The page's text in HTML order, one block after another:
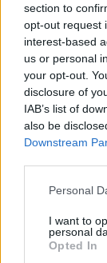
section to
opt-out request
interest-based
us or personal
your opt-out.
disclosure of
IAB’s list of
also be
Downstream
Please note
not limited to
grant or deny
use your data
Personal
I want to
personal
Opted In
Szeptember
döntött, hogy
kultúráért
nem mondta